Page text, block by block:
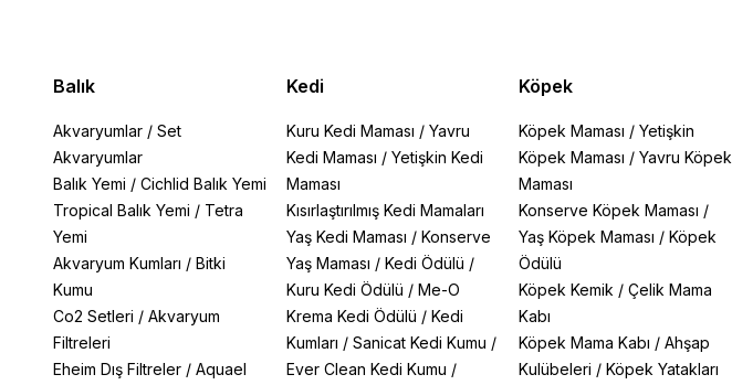
Balık
Akvaryumlar / Set
Akvaryumlar
Balık Yemi / Cichlid Balık Yemi
Tropical Balık Yemi / Tetra
Yemi
Akvaryum Kumları / Bitki
Kumu
Co2 Setleri / Akvaryum
Filtreleri
Eheim Dış Filtreler / Aquael
Kedi
Kuru Kedi Maması / Yavru
Kedi Maması / Yetişkin Kedi
Maması
Kısırlaştırılmış Kedi Mamaları
Yaş Kedi Maması / Konserve
Yaş Maması / Kedi Ödülü /
Kuru Kedi Ödülü / Me-O
Krema Kedi Ödülü / Kedi
Kumları / Sanicat Kedi Kumu /
Ever Clean Kedi Kumu /
Köpek
Köpek Maması /Yetişkin
Köpek Maması /Yavru Köpek
Maması
Konserve Köpek Maması /
Yaş Köpek Maması /Köpek
Ödülü
Köpek Kemik /Çelik Mama
Kabı
Köpek Mama Kabı /Ahşap
Kulübeleri /Köpek Yatakları